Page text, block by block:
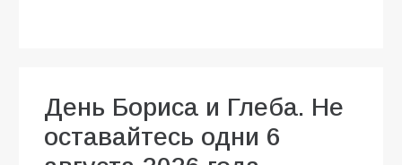
День Бориса и Глеба. Не
оставайтесь одни 6